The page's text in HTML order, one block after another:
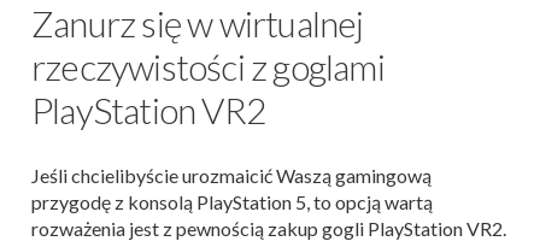
Zanurz się w wirtualnej
rzeczywistości z goglami
PlayStation VR2
Jeśli chcielibyście urozmaicić Waszą gamingową
przygodę z konsolą PlayStation 5, to opcją wartą
rozważenia jest z pewnością zakup gogli PlayStation VR2.